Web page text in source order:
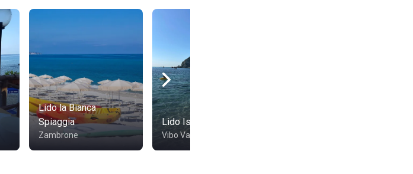
Lido la Bianca
Spiaggia
Zambrone
Lido Isola Del Sole
Vibo Valentia